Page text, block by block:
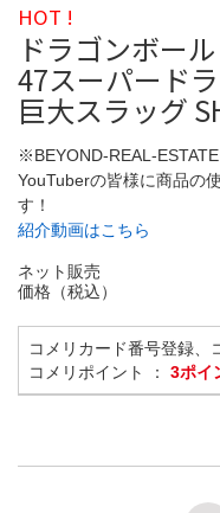
HOT !
ドラゴンボー
47スーパード
巨大スラッグ
※BEYOND-REAL-
YouTuberの皆様に商品の
す！
紹介動画はこちら
ネット販売
価格（税込）
コメリカード番号登録、
コメリポイント ： 3ポイ